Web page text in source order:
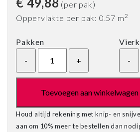
(per pak)
Oppervlakte per pak: 0.57 m 2
Pakken
Toevoegen aan winkelwagen
Houd altijd rekening met knip- en
aan om 10% meer te bestellen dan